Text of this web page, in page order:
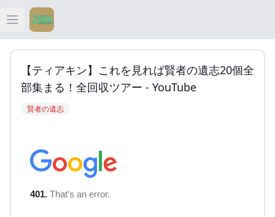
Open main menu
ティアキン
ティアキン 祠
【ティアキン】これを見れば賢者の遺志20個全
部集まる！全回収ツアー - YouTube
賢者の遺志